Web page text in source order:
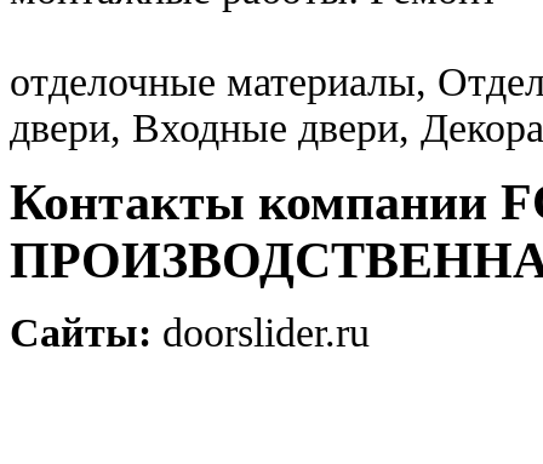
отделочные материалы,
двери, Входные двери,
Контакты
Сайты: doorslider.ru